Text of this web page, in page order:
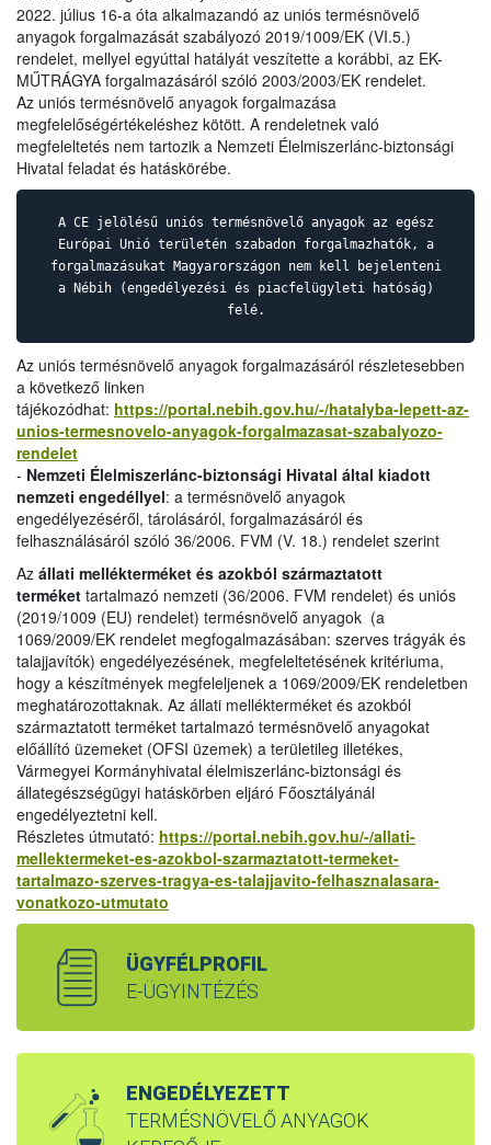
2022. július 16-a óta alkalmazandó az uniós termésnövelő
anyagok forgalmazását szabályozó 2019/1009/EK (VI.5.)
rendelet, mellyel egyúttal hatályát veszítette a korábbi, az EK-
MŰTRÁGYA forgalmazásáról szóló 2003/2003/EK rendelet.
Az uniós termésnövelő anyagok forgalmazása
megfelelőségértékeléshez kötött. A rendeletnek való
megfeleltetés nem tartozik a Nemzeti Élelmiszerlánc-biztonsági
Hivatal feladat és hatáskörébe.
A CE jelölésű uniós termésnövelő anyagok az egész
Európai Unió területén szabadon forgalmazhatók, a
forgalmazásukat Magyarországon nem kell bejelenteni
a Nébih (engedélyezési és piacfelügyleti hatóság)
felé.
Az uniós termésnövelő anyagok forgalmazásáról részletesebben
a következő linken
tájékozódhat: https://portal.nebih.gov.hu/-/hatalyba-lepett-az-
unios-termesnovelo-anyagok-forgalmazasat-szabalyozo-
rendelet
- Nemzeti Élelmiszerlánc-biztonsági Hivatal által kiadott
nemzeti engedéllyel: a termésnövelő anyagok
engedélyezéséről, tárolásáról, forgalmazásáról és
felhasználásáról szóló 36/2006. FVM (V. 18.) rendelet szerint
Az állati mellékterméket és azokból származtatott
terméket tartalmazó nemzeti (36/2006. FVM rendelet) és uniós
(2019/1009 (EU) rendelet) termésnövelő anyagok (a
1069/2009/EK rendelet megfogalmazásában: szerves trágyák és
talajjavítók) engedélyezésének, megfeleltetésének kritériuma,
hogy a készítmények megfeleljenek a 1069/2009/EK rendeletben
meghatározottaknak. Az állati mellékterméket és azokból
származtatott terméket tartalmazó termésnövelő anyagokat
előállító üzemeket (OFSI üzemek) a területileg illetékes,
Vármegyei Kormányhivatal élelmiszerlánc-biztonsági és
állategészségügyi hatáskörben eljáró Főosztályánál
engedélyeztetni kell.
Részletes útmutató: https://portal.nebih.gov.hu/-/allati-
mellektermeket-es-azokbol-szarmaztatott-termeket-
tartalmazo-szerves-tragya-es-talajjavito-felhasznalasara-
vonatkozo-utmutato
ÜGYFÉLPROFIL
E-ÜGYINTÉZÉS
ENGEDÉLYEZETT
TERMÉSNÖVELŐ ANYAGOK